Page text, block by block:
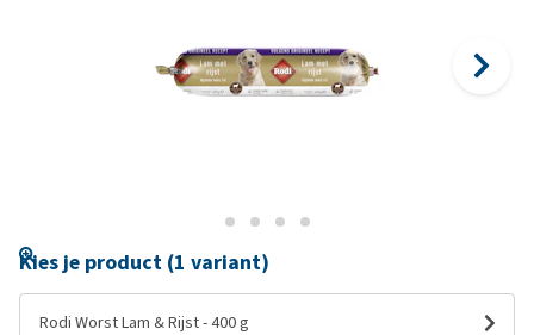
Kies je product (1 variant)
Rodi Worst Lam & Rijst - 400 g